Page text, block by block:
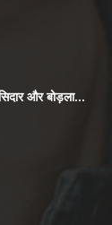
और बोड़ला...